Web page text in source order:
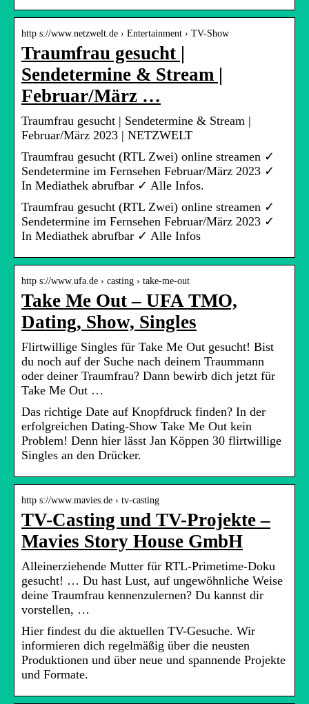
http s://www.netzwelt.de › Entertainment › TV-Show
Traumfrau gesucht |
Sendetermine & Stream |
Februar/März …
Traumfrau gesucht | Sendetermine & Stream |
Februar/März 2023 | NETZWELT
Traumfrau gesucht (RTL Zwei) online streamen ✓
Sendetermine im Fernsehen Februar/März 2023 ✓
In Mediathek abrufbar ✓ Alle Infos.
Traumfrau gesucht (RTL Zwei) online streamen ✓
Sendetermine im Fernsehen Februar/März 2023 ✓
In Mediathek abrufbar ✓ Alle Infos
http s://www.ufa.de › casting › take-me-out
Take Me Out – UFA TMO,
Dating, Show, Singles
Flirtwillige Singles für Take Me Out gesucht! Bist
du noch auf der Suche nach deinem Traummann
oder deiner Traumfrau? Dann bewirb dich jetzt für
Take Me Out …
Das richtige Date auf Knopfdruck finden? In der
erfolgreichen Dating-Show Take Me Out kein
Problem! Denn hier lässt Jan Köppen 30 flirtwillige
Singles an den Drücker.
http s://www.mavies.de › tv-casting
TV-Casting und TV-Projekte –
Mavies Story House GmbH
Alleinerziehende Mutter für RTL-Primetime-Doku
gesucht! … Du hast Lust, auf ungewöhnliche Weise
deine Traumfrau kennenzulernen? Du kannst dir
vorstellen, …
Hier findest du die aktuellen TV-Gesuche. Wir
informieren dich regelmäßig über die neusten
Produktionen und über neue und spannende Projekte
und Formate.